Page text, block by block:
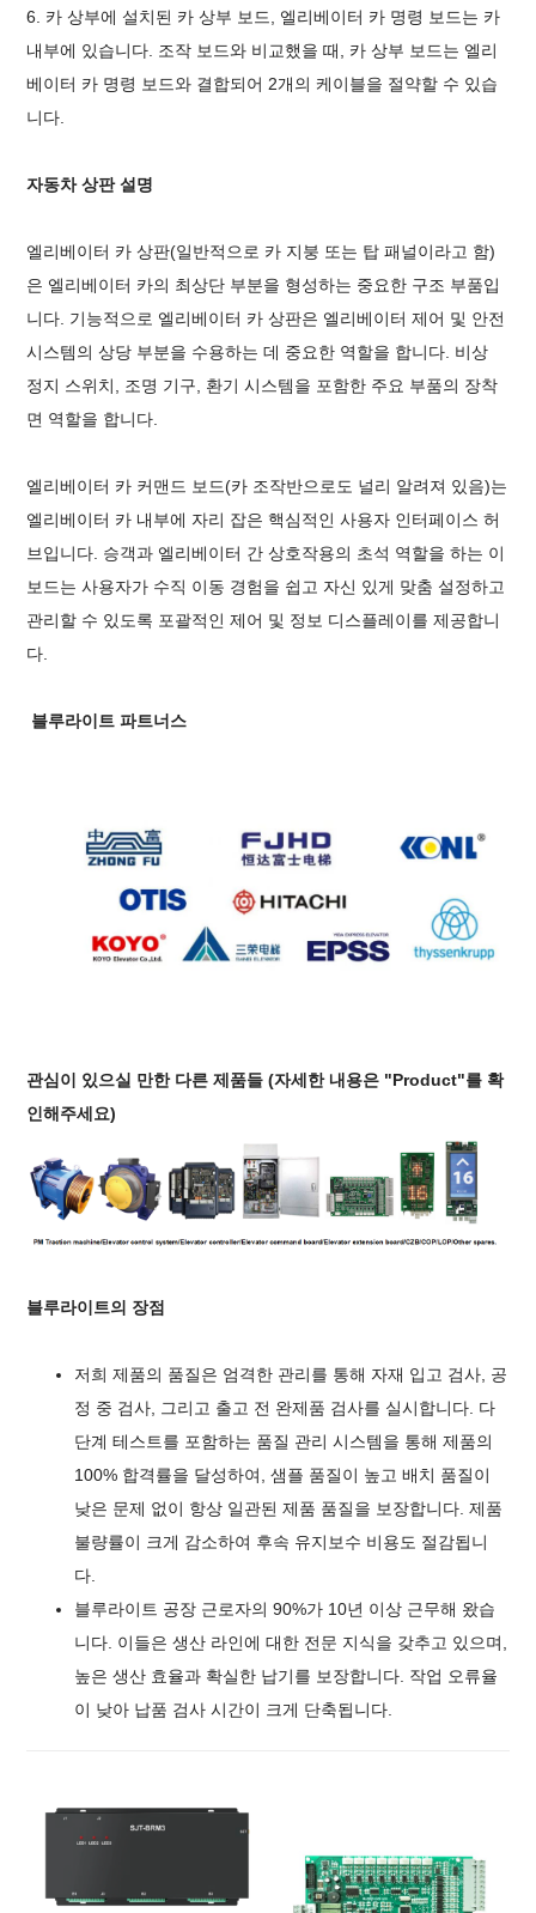
6. 카 상부에 설치된 카 상부 보드, 엘리베이터 카 명령 보드는 카
내부에 있습니다. 조작 보드와 비교했을 때, 카 상부 보드는 엘리
베이터 카 명령 보드와 결합되어 2개의 케이블을 절약할 수 있습
니다.
자동차 상판 설명
엘리베이터 카 상판(일반적으로 카 지붕 또는 탑 패널이라고 함)
은 엘리베이터 카의 최상단 부분을 형성하는 중요한 구조 부품입
니다. 기능적으로 엘리베이터 카 상판은 엘리베이터 제어 및 안전
시스템의 상당 부분을 수용하는 데 중요한 역할을 합니다. 비상
정지 스위치, 조명 기구, 환기 시스템을 포함한 주요 부품의 장착
면 역할을 합니다.
엘리베이터 카 커맨드 보드(카 조작반으로도 널리 알려져 있음)는
엘리베이터 카 내부에 자리 잡은 핵심적인 사용자 인터페이스 허
브입니다. 승객과 엘리베이터 간 상호작용의 초석 역할을 하는 이
보드는 사용자가 수직 이동 경험을 쉽고 자신 있게 맞춤 설정하고
관리할 수 있도록 포괄적인 제어 및 정보 디스플레이를 제공합니
다.
블루라이트 파트너스
관심이 있으실 만한 다른 제품들 (자세한 내용은 "Product"를 확
인해주세요)
블루라이트의 장점
저희 제품의 품질은 엄격한 관리를 통해 자재 입고 검사, 공
정 중 검사, 그리고 출고 전 완제품 검사를 실시합니다. 다
단계 테스트를 포함하는 품질 관리 시스템을 통해 제품의
100% 합격률을 달성하여, 샘플 품질이 높고 배치 품질이
낮은 문제 없이 항상 일관된 제품 품질을 보장합니다. 제품
불량률이 크게 감소하여 후속 유지보수 비용도 절감됩니
다.
블루라이트 공장 근로자의 90%가 10년 이상 근무해 왔습
니다. 이들은 생산 라인에 대한 전문 지식을 갖추고 있으며,
높은 생산 효율과 확실한 납기를 보장합니다. 작업 오류율
이 낮아 납품 검사 시간이 크게 단축됩니다.